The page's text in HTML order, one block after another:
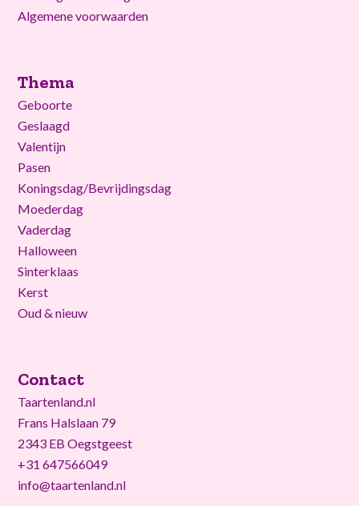
Algemene voorwaarden
Thema
Geboorte
Geslaagd
Valentijn
Pasen
Koningsdag/Bevrijdingsdag
Moederdag
Vaderdag
Halloween
Sinterklaas
Kerst
Oud & nieuw
Contact
Taartenland.nl
Frans Halslaan 79
2343 EB Oegstgeest
+31 647566049
info@taartenland.nl